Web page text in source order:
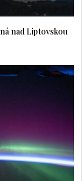
nad Liptovskou